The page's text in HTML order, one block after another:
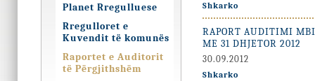
Planet Rregulluese
Rregulloret e
Kuvendit të komunës
Raportet e Auditorit
të Përgjithshëm
Shkarko
RAPORT AUDITIMI MBI
ME 31 DHJETOR 2012
30.09.2012
Shkarko